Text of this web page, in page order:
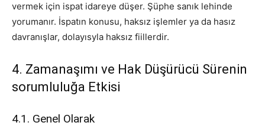
vermek için ispat idareye düşer. Şüphe sanık lehinde
yorumanır. İspatın konusu, haksız işlemler ya da hasız
davranışlar, dolayısyla haksız fiillerdir.
4. Zamanaşımı ve Hak Düşürücü Sürenin
sorumluluğa Etkisi
4.1. Genel Olarak